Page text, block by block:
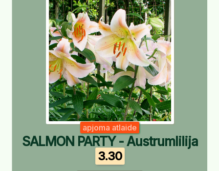
apjoma atlaide
SALMON PARTY - Austrumlilija
3.30